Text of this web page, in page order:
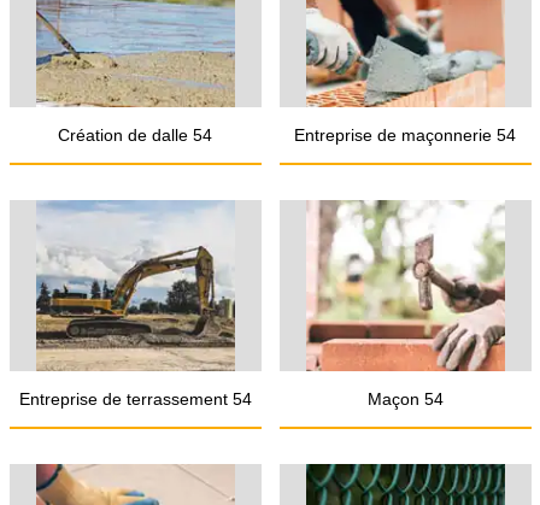
Création de dalle 54 Entreprise de maçonnerie 54
Entreprise de terrassement 54 Maçon 54